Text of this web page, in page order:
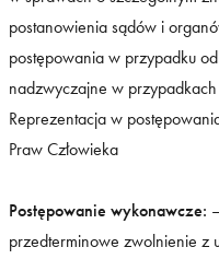
postanowienia sądów i
postępowania w przypadku
nadzwyczajne w
Reprezentacja w
Praw Człowieka
Postępowanie wykonawcze:
przedterminowe zwolnienie z